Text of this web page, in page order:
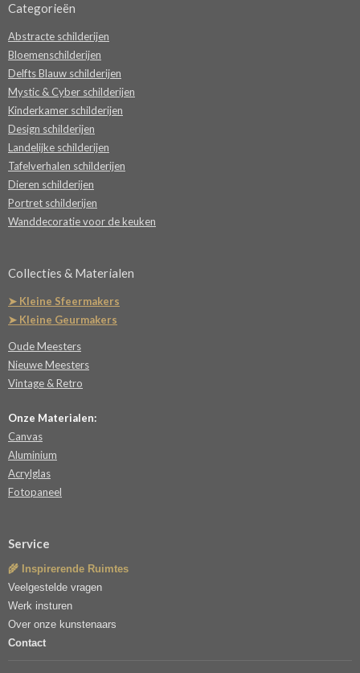
Categorieën
Abstracte schilderijen
Bloemenschilderijen
Delfts Blauw schilderijen
Mystic & Cyber schilderijen
Kinderkamer schilderijen
Design schilderijen
Landelijke schilderijen
Tafelverhalen schilderijen
Dieren schilderijen
Portret schilderijen
Wanddecoratie voor de keuken
Collecties & Materialen
➤ Kleine Sfeermakers
➤ Kleine Geurmakers
Oude Meesters
Nieuwe Meesters
Vintage & Retro
Onze Materialen:
Canvas
Aluminium
Acrylglas
Fotopaneel
Service
🌾 Inspirerende Ruimtes
Veelgestelde vragen
Werk insturen
Over onze kunstenaars
Contact